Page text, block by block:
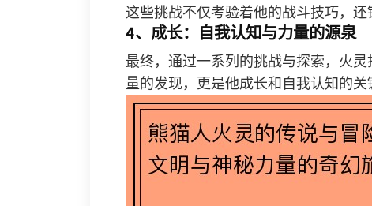
这些挑战不仅考验着他的战斗技巧，还
4、成长：自我认知与力量的源泉
最终，通过一系列的挑战与探索，火
量的发现，更是他成长和自我认知的关